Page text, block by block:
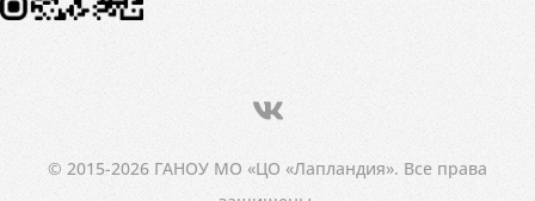
© 2015-2026 ГАНОУ МО «ЦО «Лапландия». Все права